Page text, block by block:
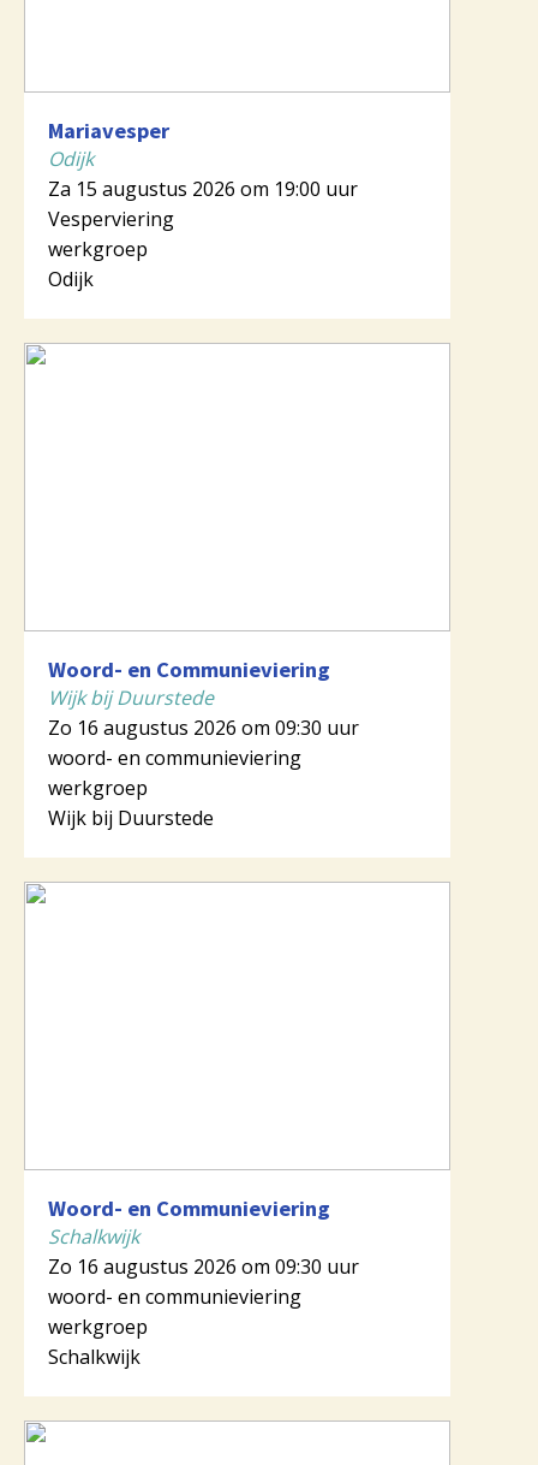
Mariavesper
Odijk
Za 15 augustus 2026 om 19:00 uur
Vesperviering
werkgroep
Odijk
Woord- en Communieviering
Wijk bij Duurstede
Zo 16 augustus 2026 om 09:30 uur
woord- en communieviering
werkgroep
Wijk bij Duurstede
Woord- en Communieviering
Schalkwijk
Zo 16 augustus 2026 om 09:30 uur
woord- en communieviering
werkgroep
Schalkwijk